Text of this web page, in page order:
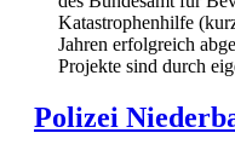
Katastrophenhilfe
Jahren erfolgreich
Projekte sind durch
Polizei